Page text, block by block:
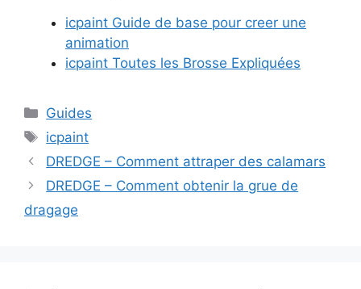
icpaint Guide de base pour creer une
animation
icpaint Toutes les Brosse Expliquées
Catégories
Guides
Étiquettes
icpaint
DREDGE – Comment attraper des calamars
DREDGE – Comment obtenir la grue de
dragage